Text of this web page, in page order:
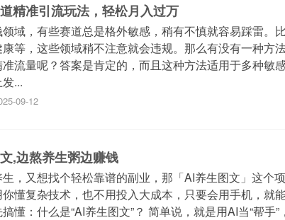
精准引流玩法，轻松月入过万
域，有些赛道总是格外敏感，稍有不慎就容易踩雷。
等，这些领域稍不注意就会违规。那么有没有一种方
流量呢？答案是肯定的，而且这种方法适用于多种敏
...
09-12
,边熬养生粥边赚钱
，又想找个轻松靠谱的副业，那「AI养生图文」这个
懂复杂技术，也不用投入大成本，只要会用手机，就
懂：什么是“AI养生图文”？ 简单说，就是用AI当“帮手”